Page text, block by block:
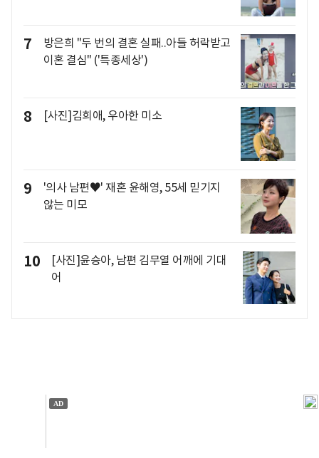
7
방은희 "두 번의 결혼 실패..아들 허락받고
이혼 결심" ('특종세상')
8 [사진]김희애, 우아한 미소
9
'의사 남편♥' 재혼 윤해영, 55세 믿기지
않는 미모
10
[사진]윤승아, 남편 김무열 어깨에 기대
어